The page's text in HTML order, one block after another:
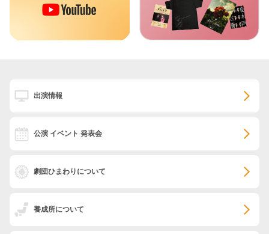
出演情報
公演 イベント 発表会
劇団ひまわりについて
養成所について